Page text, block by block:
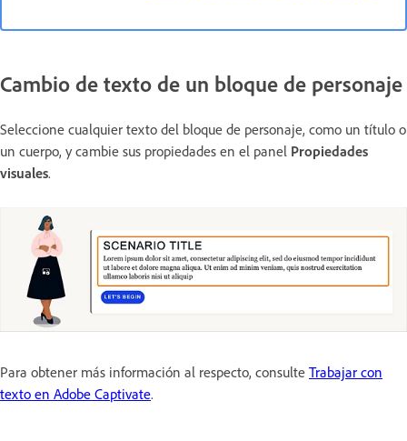
Cambio de texto de un bloque de personaje
Seleccione cualquier texto del bloque de personaje, como un título o
un cuerpo, y cambie sus propiedades en el panel Propiedades
visuales.
Para obtener más información al respecto, consulte Trabajar con
texto en Adobe Captivate.